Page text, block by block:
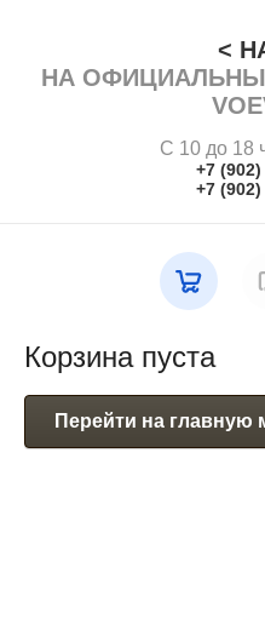
<
НА
С 10 до 18
+7
+7
Корзина пуста
Перейти на главную